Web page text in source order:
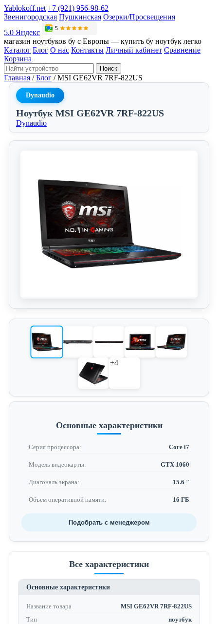
Yablokoff.net +7 (921) 956-98-62
Звенигородская Пушкинская Озерки/Просвещения
5.0 Яндекс
магазин ноутбуков бу с Европы — купить бу ноутбук легко
Каталог Блог О нас Контакты Личный кабинет Сравнение
Корзина
Поиск
Главная / Блог / MSI GE62VR 7RF-822US
Dynaudio
Ноутбук MSI GE62VR 7RF-822US
Dynaudio
+4
Основные характеристики
Серия процессора: Core i7
Модель видеокарты: GTX 1060
Диагональ экрана: 15.6 "
Объем оперативной памяти: 16 ГБ
Подобрать с менеджером
Все характеристики
Основные характеристики
Название товара
MSI GE62VR 7RF-822US
Тип
ноутбук